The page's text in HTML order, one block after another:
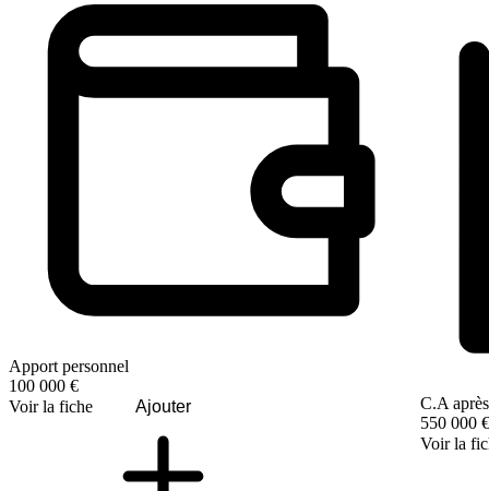
Apport personnel
100 000 €
Voir la fiche
Ajouter
C.A
550 000 €
Voir la